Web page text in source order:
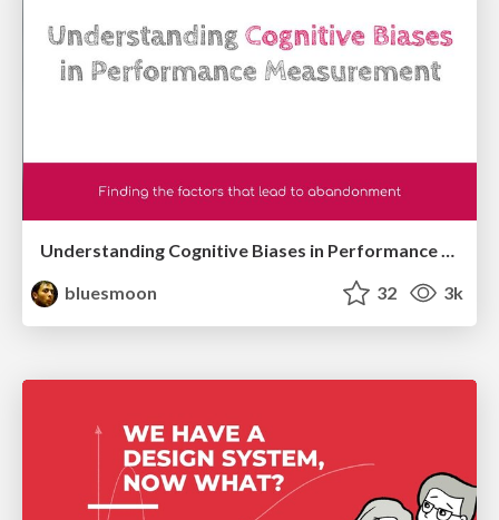
Understanding Cognitive Biases in Performance Measurement
bluesmoon
32 3k